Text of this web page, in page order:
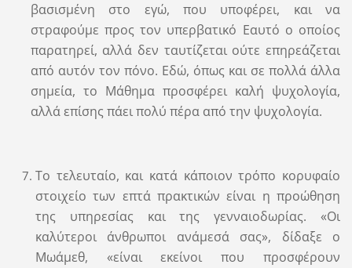
βασισμένη στο εγώ, που υποφέρει, και να
στραφούμε προς τον υπερβατικό Εαυτό ο οποίος
παρατηρεί, αλλά δεν ταυτίζεται ούτε επηρεάζεται
από αυτόν τον πόνο. Εδώ, όπως και σε πολλά άλλα
σημεία, το Μάθημα προσφέρει καλή ψυχολογία,
αλλά επίσης πάει πολύ πέρα από την ψυχολογία.
Το τελευταίο, και κατά κάποιον τρόπο κορυφαίο
στοιχείο των επτά πρακτικών είναι η προώθηση
της υπηρεσίας και της γενναιοδωρίας. «Οι
καλύτεροι άνθρωποι ανάμεσά σας», δίδαξε ο
Μωάμεθ, «είναι εκείνοι που προσφέρουν